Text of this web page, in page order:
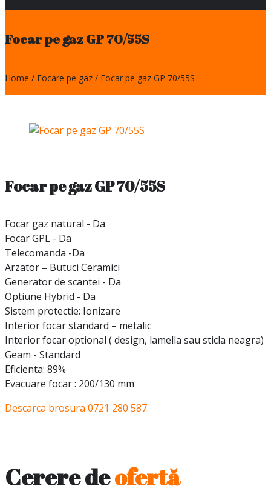
Focar pe gaz GP 70/55S
Home Focare pe gaz Focar pe gaz GP 70/55S
Focar pe gaz GP 70/55S
Focar gaz natural - Da
Focar GPL - Da
Telecomanda -Da
Arzator – Butuci Ceramici
Generator de scantei - Da
Optiune Hybrid - Da
Sistem protectie: Ionizare
Interior focar standard – metalic
Interior focar optional ( design, lamella sau sticla neagra)
Geam - Standard
Eficienta: 89%
Evacuare focar : 200/130 mm
Descarca brosura 0721 280 587
Cerere deofertă